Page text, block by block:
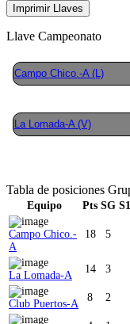
Imprimir Llaves
Llave Campeonato
Campo Chico.-A (L)
La Lomada-A (V)
Tabla de posiciones
Equipo Pts SG
Campo Chico.-
A
18 5
La Lomada-A
14 3
Club Puertos-A
8 2